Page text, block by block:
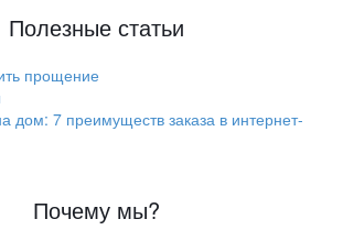
Полезные статьи
прощение
дом: 7 преимуществ заказа в интернет-
Почему мы?